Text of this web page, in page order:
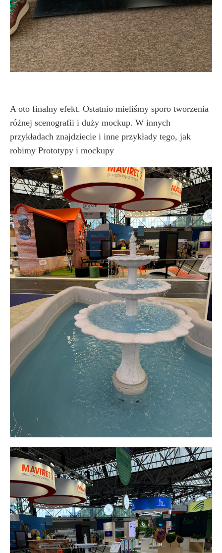
A oto finalny efekt. Ostatnio mieliśmy sporo tworzenia
różnej scenografii i duży mockup. W innych
przykładach znajdziecie i inne przykłady tego, jak
robimy Prototypy i mockupy